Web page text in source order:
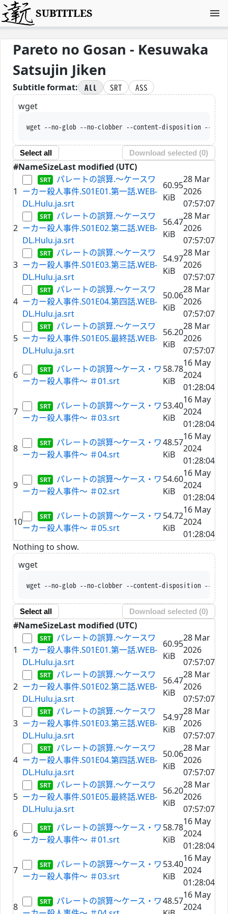
SUBTITLES
Pareto no Gosan - Kesuwaka
Satsujin Jiken
Subtitle format: All SRT
ASS
wget
wget --no-glob --no-clobber --content-disposition --trust-server-names --iri
Select all Download selected (0)
#NameSizeLast modified (UTC)
1
パレートの誤算.～ケースワ
ーカー殺人事件.S01E01.第一話.WEB-
DL.Hulu.ja.srt
60.95
KiB
28 Mar
2026
07:57:07
2
パレートの誤算.～ケースワ
ーカー殺人事件.S01E02.第二話.WEB-
DL.Hulu.ja.srt
56.47
KiB
28 Mar
2026
07:57:07
3
パレートの誤算.～ケースワ
ーカー殺人事件.S01E03.第三話.WEB-
DL.Hulu.ja.srt
54.97
KiB
28 Mar
2026
07:57:07
4
パレートの誤算.～ケースワ
ーカー殺人事件.S01E04.第四話.WEB-
DL.Hulu.ja.srt
50.06
KiB
28 Mar
2026
07:57:07
5
パレートの誤算.～ケースワ
ーカー殺人事件.S01E05.最終話.WEB-
DL.Hulu.ja.srt
56.20
KiB
28 Mar
2026
07:57:07
6
パレートの誤算～ケース・ワ
ーカー殺人事件～ ＃01.srt
58.78
KiB
16 May
2024
01:28:04
7
パレートの誤算～ケース・ワ
ーカー殺人事件～ ＃03.srt
53.40
KiB
16 May
2024
01:28:04
8
パレートの誤算～ケース・ワ
ーカー殺人事件～ ＃04.srt
48.57
KiB
16 May
2024
01:28:04
9
パレートの誤算～ケース・ワ
ーカー殺人事件～ ＃02.srt
54.60
KiB
16 May
2024
01:28:04
10
パレートの誤算～ケース・ワ
ーカー殺人事件～ ＃05.srt
54.72
KiB
16 May
2024
01:28:04
Nothing to show.
wget
wget --no-glob --no-clobber --content-disposition --trust-server-names --iri
Select all Download selected (0)
#NameSizeLast modified (UTC)
1
パレートの誤算.～ケースワ
ーカー殺人事件.S01E01.第一話.WEB-
DL.Hulu.ja.srt
60.95
KiB
28 Mar
2026
07:57:07
2
パレートの誤算.～ケースワ
ーカー殺人事件.S01E02.第二話.WEB-
DL.Hulu.ja.srt
56.47
KiB
28 Mar
2026
07:57:07
3
パレートの誤算.～ケースワ
ーカー殺人事件.S01E03.第三話.WEB-
DL.Hulu.ja.srt
54.97
KiB
28 Mar
2026
07:57:07
4
パレートの誤算.～ケースワ
ーカー殺人事件.S01E04.第四話.WEB-
DL.Hulu.ja.srt
50.06
KiB
28 Mar
2026
07:57:07
5
パレートの誤算.～ケースワ
ーカー殺人事件.S01E05.最終話.WEB-
DL.Hulu.ja.srt
56.20
KiB
28 Mar
2026
07:57:07
6
パレートの誤算～ケース・ワ
ーカー殺人事件～ ＃01.srt
58.78
KiB
16 May
2024
01:28:04
7
パレートの誤算～ケース・ワ
ーカー殺人事件～ ＃03.srt
53.40
KiB
16 May
2024
01:28:04
8
パレートの誤算～ケース・ワ48.57
16 May
2024